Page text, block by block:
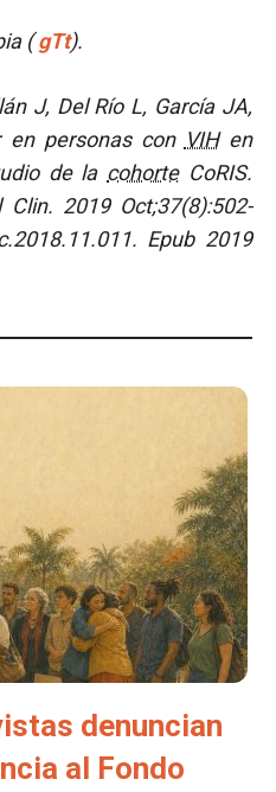
(gTt).
J, Del Río L, García JA,
en personas con VIHen
de la cohorteCoRIS.
2019 Oct;37(8):502-
Epub 2019
denuncian
al Fondo